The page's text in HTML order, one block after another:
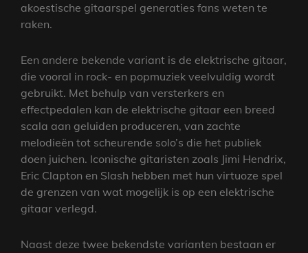
akoestische gitaarspel generaties fans weten te
raken.
Een andere bekende variant is de elektrische gitaar,
die vooral in rock- en popmuziek veelvuldig wordt
gebruikt. Met behulp van versterkers en
effectpedalen kan de elektrische gitaar een breed
scala aan geluiden produceren, van zachte
melodieën tot scheurende solo’s die het publiek
doen juichen. Iconische gitaristen zoals Jimi Hendrix,
Eric Clapton en Slash hebben met hun virtuoze spel
de grenzen van wat mogelijk is op een elektrische
gitaar verlegd.
Naast deze twee bekendste varianten bestaan er